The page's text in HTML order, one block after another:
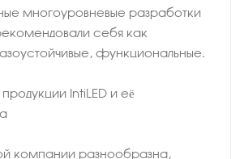
многоуровневые разработки
себя как
функциональные.
IntiLED и её
компании разнообразна,